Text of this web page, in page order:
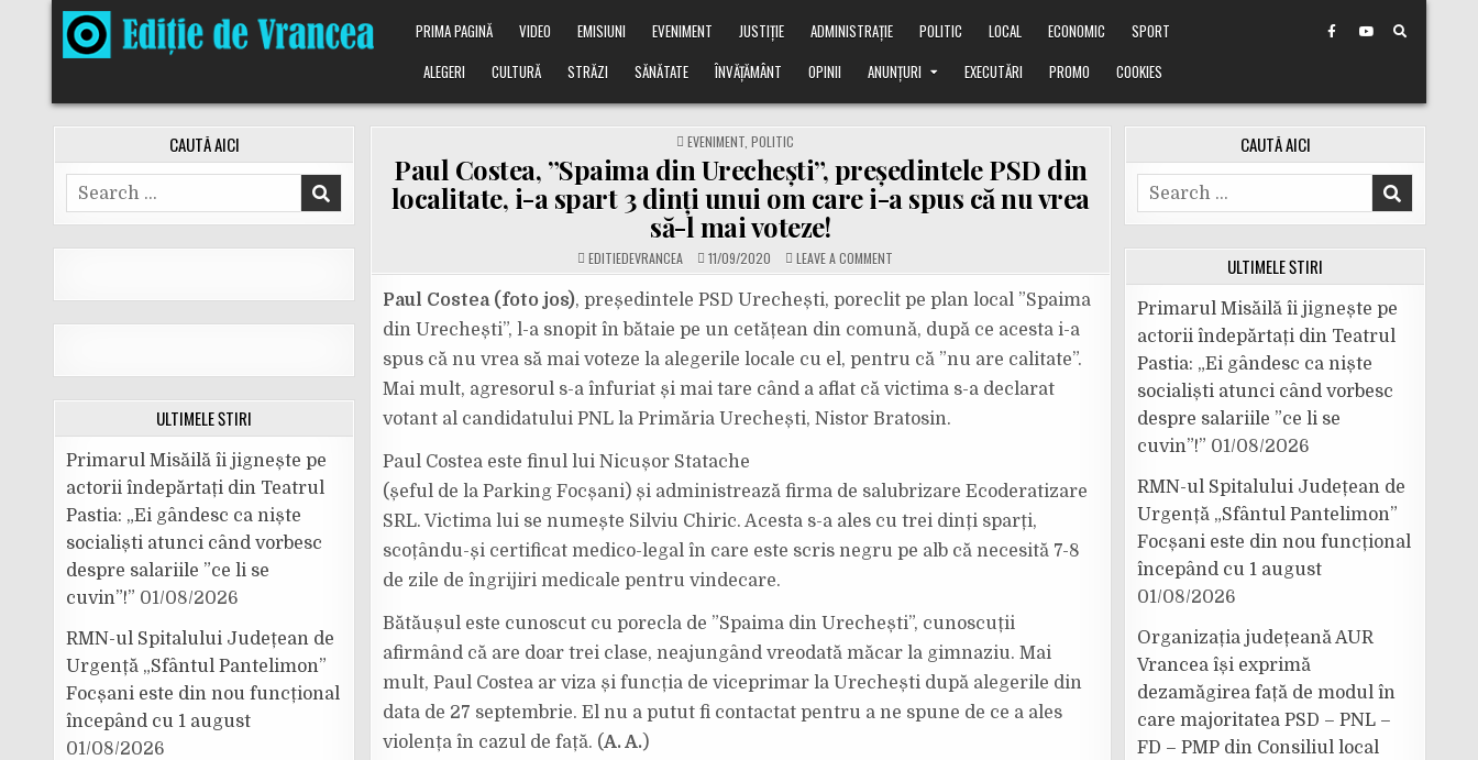
PRIMA PAGINĂ VIDEO EMISIUNI EVENIMENT JUSTIȚIE ADMINISTRAȚIE POLITIC LOCAL ECONOMIC
SPORT
ALEGERI
CULTURĂ STRĂZI SĂNĂTATE ÎNVĂȚĂMÂNT OPINII ANUNȚURI EXECUTĂRI PROMO COOKIES
POSTED
IN
EVENIMENT, POLITIC
Paul Costea, ”Spaima din Urechești”, președintele PSD din
localitate, i-a spart 3 dinți unui om care i-a spus că nu vrea
să-l mai voteze!
EDITIEDEVRANCEA 11/09/2020 LEAVE A COMMENTON
PAUL
”SPAIMA
DIN
URECHEȘTI”,
PREȘEDINTELE
DIN
I-
SPART
3
CARE
I-
SPUS
NU
VREA
VOTEZE!
Paul Costea (foto jos), președintele PSD Urechești, poreclit pe plan local ”Spaima
din Urechești”, l-a snopit în bătaie pe un cetățean din comună, după ce acesta i-a
spus că nu vrea să mai voteze la alegerile locale cu el, pentru că ”nu are calitate”.
Mai mult, agresorul s-a înfuriat și mai tare când a aflat că victima s-a declarat
votant al candidatului PNL la Primăria Urechești, Nistor Bratosin.
Paul Costea este finul lui Nicușor Statache
(șeful de la Parking Focșani) și administrează firma de salubrizare Ecoderatizare
SRL. Victima lui se numește Silviu Chiric. Acesta s-a ales cu trei dinți sparți,
scoțându-și certificat medico-legal în care este scris negru pe alb că necesită 7-8
de zile de îngrijiri medicale pentru vindecare.
Bătăușul este cunoscut cu porecla de ”Spaima din Urechești”, cunoscuții
afirmând că are doar trei clase, neajungând vreodată măcar la gimnaziu. Mai
mult, Paul Costea ar viza și funcția de viceprimar la Urechești după alegerile din
data de 27 septembrie. El nu a putut fi contactat pentru a ne spune de ce a ales
violența în cazul de față. (A. A.)
CAUTĂ AICI
Search
for:
ULTIMELE ȘTIRI
Primarul Misăilă îi jignește pe
actorii îndepărtați din Teatrul
Pastia: „Ei gândesc ca niște
socialiști atunci când vorbesc
despre salariile ”ce li se
cuvin”!” 01/08/2026
RMN-ul Spitalului Județean de
Urgență „Sfântul Pantelimon”
Focșani este din nou funcțional
începând cu 1 august
01/08/2026
CAUTĂ AICI
Search
for:
ULTIMELE ȘTIRI
Primarul Misăilă îi jignește pe
actorii îndepărtați din Teatrul
Pastia: „Ei gândesc ca niște
socialiști atunci când vorbesc
despre salariile ”ce li se
cuvin”!” 01/08/2026
RMN-ul Spitalului Județean de
Urgență „Sfântul Pantelimon”
Focșani este din nou funcțional
începând cu 1 august
01/08/2026
Organizația județeană AUR
Vrancea își exprimă
dezamăgirea față de modul în
care majoritatea PSD – PNL –
FD – PMP din Consiliul local